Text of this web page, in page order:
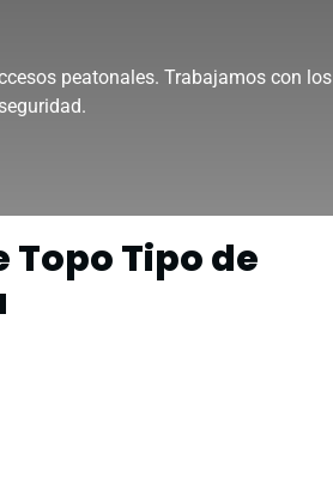
peatonales. Trabajamos con los
Tipo de